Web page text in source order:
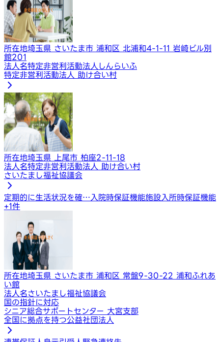
所在地埼玉県 さいたま市 浦和区 北浦和4-1-11 岩崎ビル別
館201
法人名特定非営利活動法人しんらいふ
特定非営利活動法人 助け合い村
所在地埼玉県 上尾市 柏座2-11-18
法人名特定非営利活動法人 助け合い村
さいたまし福祉協議会
定期的に生活状況を確… 入院時保証機能施設入所時保証機能
+1件
所在地埼玉県 さいたま市 浦和区 常盤9-30-22 浦和ふれあ
い館
法人名さいたまし福祉協議会
国の指針に対応
シニア総合サポートセンター 大宮支部
全国に拠点を持つ公益社団法人